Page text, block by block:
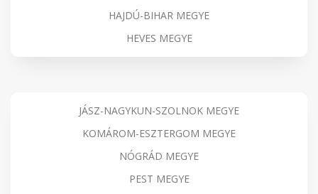
HAJDÚ-BIHAR MEGYE
HEVES MEGYE
JÁSZ-NAGYKUN-SZOLNOK MEGYE
KOMÁROM-ESZTERGOM MEGYE
NÓGRÁD MEGYE
PEST MEGYE